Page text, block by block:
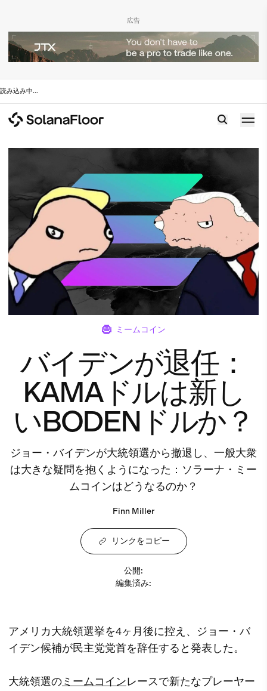
広告
読み込み中...
ミームコイン
バイデンが退任：
KAMAドルは新し
いBODENドルか？
ジョー・バイデンが大統領選から撤退し、一般大衆
は大きな疑問を抱くようになった：ソラーナ・ミー
ムコインはどうなるのか？
Finn Miller
リンクをコピー
公開:
編集済み:
アメリカ大統領選挙を4ヶ月後に控え、ジョー・バ
イデン候補が民主党党首を辞任すると発表した。
大統領選のミームコインレースで新たなプレーヤー